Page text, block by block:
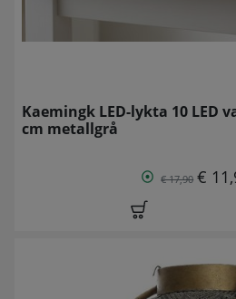
Kaemingk LED-lykta 10 LED
cm metallgrå
€ 17,90 €